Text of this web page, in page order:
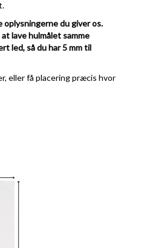
du giver os.
lave hulmålet samme
led, så du har 5 mm til
eller få placering præcis hvor